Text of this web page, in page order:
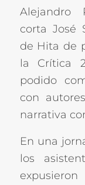
Alejandro
corta José
de Hita de
la Crítica
podido
con
narrativa
En una
los